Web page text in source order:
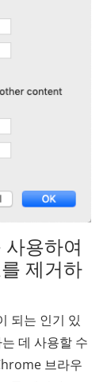
용하여
제거하
되는 인기 있
데 사용할 수
브라우